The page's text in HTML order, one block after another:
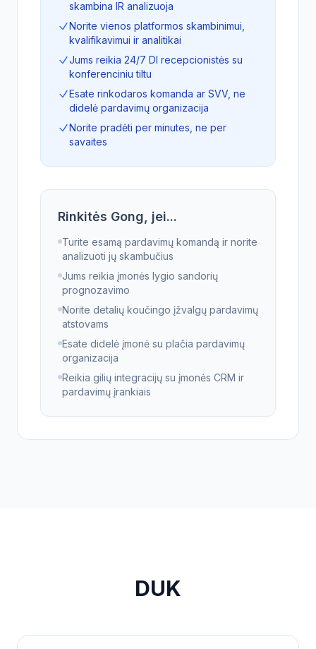
skambina IR analizuoja
Norite vienos platformos skambinimui,
kvalifikavimui ir analitikai
Jums reikia 24/7 DI recepcionistės su
konferenciniu tiltu
Esate rinkodaros komanda ar SVV, ne
didelė pardavimų organizacija
Norite pradėti per minutes, ne per
savaites
Rinkitės Gong, jei...
Turite esamą pardavimų komandą ir norite
analizuoti jų skambučius
Jums reikia įmonės lygio sandorių
prognozavimo
Norite detalių koučingo įžvalgų pardavimų
atstovams
Esate didelė įmonė su plačia pardavimų
organizacija
Reikia gilių integracijų su įmonės CRM ir
pardavimų įrankiais
DUK